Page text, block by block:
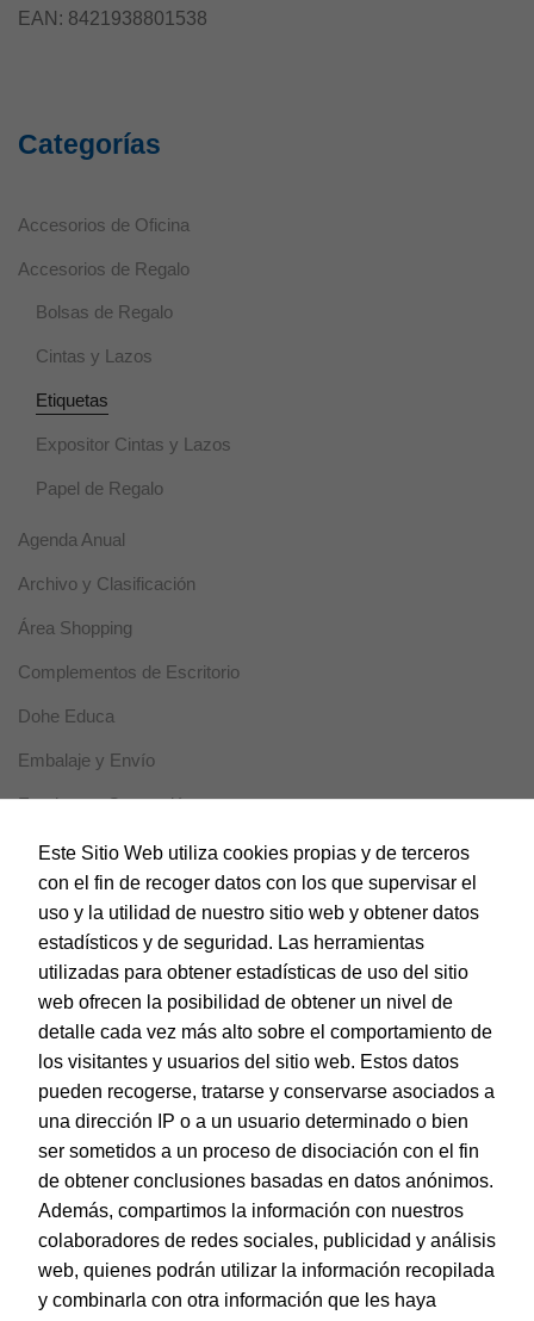
EAN: 8421938801538
Categorías
Accesorios de Oficina
Accesorios de Regalo
Bolsas de Regalo
Cintas y Lazos
Etiquetas
Expositor Cintas y Lazos
Papel de Regalo
Agenda Anual
Archivo y Clasificación
Área Shopping
Complementos de Escritorio
Dohe Educa
Embalaje y Envío
Escritura y Corrección
Horeca
Magic Box
Material Escolar
Notebooks
Papel y Manipulados
Protección y Presentación
Sistemas de corte
Tarjetas de Felicitación
© Dohe - Camino de Madrid, 14
28970 • Humanes de Madrid (Madrid)
ESPAÑA
Este Sitio Web utiliza cookies propias y de terceros
con el fin de recoger datos con los que supervisar el
uso y la utilidad de nuestro sitio web y obtener datos
estadísticos y de seguridad. Las herramientas
utilizadas para obtener estadísticas de uso del sitio
web ofrecen la posibilidad de obtener un nivel de
detalle cada vez más alto sobre el comportamiento de
los visitantes y usuarios del sitio web. Estos datos
pueden recogerse, tratarse y conservarse asociados a
una dirección IP o a un usuario determinado o bien
ser sometidos a un proceso de disociación con el fin
de obtener conclusiones basadas en datos anónimos.
Además, compartimos la información con nuestros
colaboradores de redes sociales, publicidad y análisis
web, quienes podrán utilizar la información recopilada
y combinarla con otra información que les haya